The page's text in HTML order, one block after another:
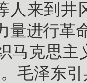
人来到井
量进行革
马克思主
毛泽东